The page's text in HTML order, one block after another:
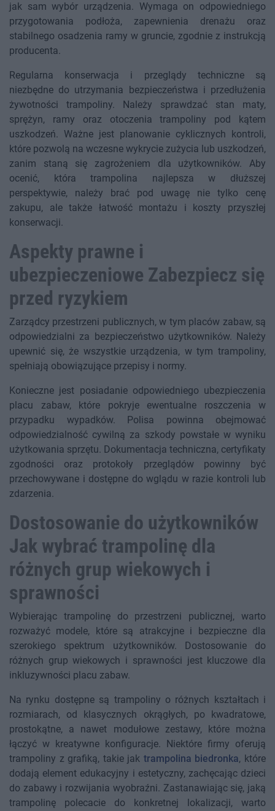
jak sam wybór urządzenia. Wymaga on odpowiedniego
przygotowania podłoża, zapewnienia drenażu oraz
stabilnego osadzenia ramy w gruncie, zgodnie z instrukcją
producenta.
Regularna konserwacja i przeglądy techniczne są
niezbędne do utrzymania bezpieczeństwa i przedłużenia
żywotności trampoliny. Należy sprawdzać stan maty,
sprężyn, ramy oraz otoczenia trampoliny pod kątem
uszkodzeń. Ważne jest planowanie cyklicznych kontroli,
które pozwolą na wczesne wykrycie zużycia lub uszkodzeń,
zanim staną się zagrożeniem dla użytkowników. Aby
ocenić, która trampolina najlepsza w dłuższej
perspektywie, należy brać pod uwagę nie tylko cenę
zakupu, ale także łatwość montażu i koszty przyszłej
konserwacji.
Aspekty prawne i
ubezpieczeniowe Zabezpiecz się
przed ryzykiem
Zarządcy przestrzeni publicznych, w tym placów zabaw, są
odpowiedzialni za bezpieczeństwo użytkowników. Należy
upewnić się, że wszystkie urządzenia, w tym trampoliny,
spełniają obowiązujące przepisy i normy.
Konieczne jest posiadanie odpowiedniego ubezpieczenia
placu zabaw, które pokryje ewentualne roszczenia w
przypadku wypadków. Polisa powinna obejmować
odpowiedzialność cywilną za szkody powstałe w wyniku
użytkowania sprzętu. Dokumentacja techniczna, certyfikaty
zgodności oraz protokoły przeglądów powinny być
przechowywane i dostępne do wglądu w razie kontroli lub
zdarzenia.
Dostosowanie do użytkowników
Jak wybrać trampolinę dla
różnych grup wiekowych i
sprawności
Wybierając trampolinę do przestrzeni publicznej, warto
rozważyć modele, które są atrakcyjne i bezpieczne dla
szerokiego spektrum użytkowników. Dostosowanie do
różnych grup wiekowych i sprawności jest kluczowe dla
inkluzywności placu zabaw.
Na rynku dostępne są trampoliny o różnych kształtach i
rozmiarach, od klasycznych okrągłych, po kwadratowe,
prostokątne, a nawet modułowe zestawy, które można
łączyć w kreatywne konfiguracje. Niektóre firmy oferują
trampoliny z grafiką, takie jak trampolina biedronka, które
dodają element edukacyjny i estetyczny, zachęcając dzieci
do zabawy i rozwijania wyobraźni. Zastanawiając się, jaką
trampolinę polecacie do konkretnej lokalizacji, warto